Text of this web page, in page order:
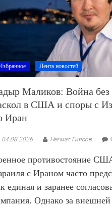
Лента новостей
Маликов: Война без
в США и споры с
Иран
04.08.2026 Негмат Гиясов
противостояние
с Ираном часто
единая и заранее
Однако за внешней